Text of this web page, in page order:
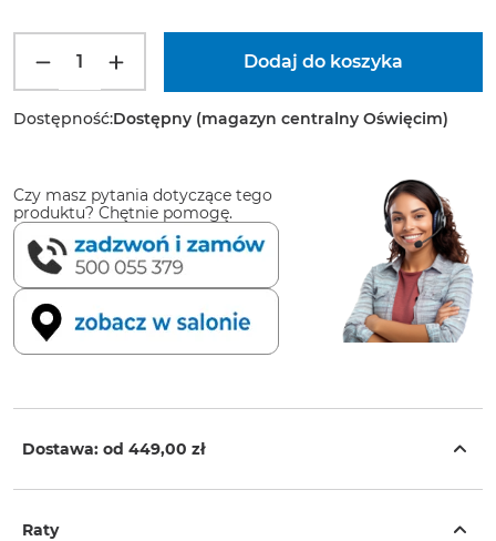
Dostępność:Dostępny (magazyn centralny Oświęcim)
Czy masz pytania dotyczące tego
produktu? Chętnie pomogę.
Dostawa: od 449,00 zł
Raty